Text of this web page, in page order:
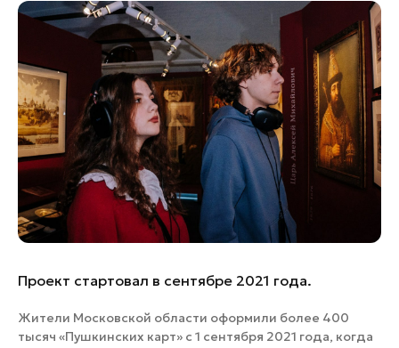
Банные комплексы
Горнолыжные клубы
Спецпроекты
Инвестиционный портал
Федоскинская фабрика
Пикник в Подмосковье
Золотое кольцо России
Войти
Инвесторам
природные территории
Проект стартовал в сентябре 2021 года.
Жители Московской области оформили более 400
тысяч «Пушкинских карт» с 1 сентября 2021 года, когда